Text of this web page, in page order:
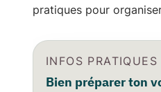
pratiques pour
INFOS PRATIQUES
Bien préparer ton